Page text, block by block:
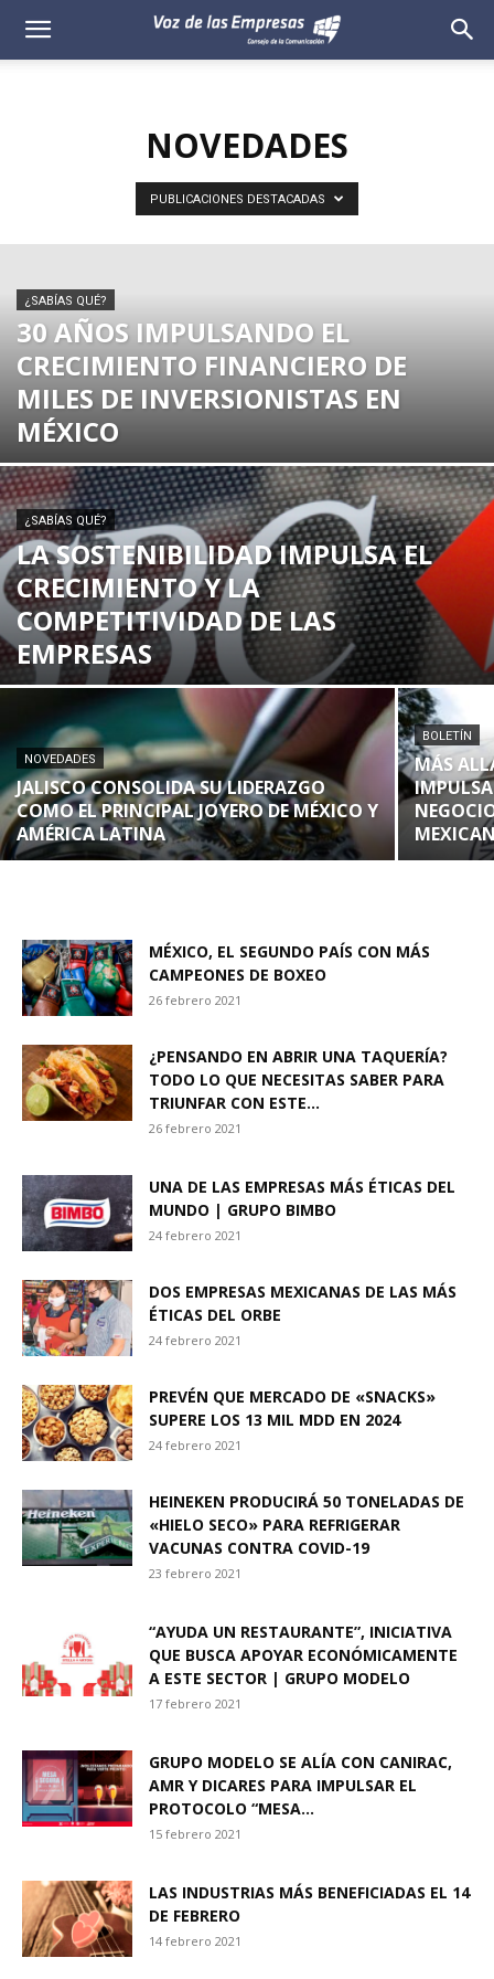
Voz
NOVEDADES
PUBLICACIONES DESTACADAS
¿SABÍAS QUÉ?
30 AÑOS IMPULSANDO EL
CRECIMIENTO FINANCIERO DE
MILES DE INVERSIONISTAS EN
MÉXICO
¿SABÍAS QUÉ?
LA SOSTENIBILIDAD IMPULSA EL
CRECIMIENTO Y LA
COMPETITIVIDAD DE LAS
EMPRESAS
NOVEDADES
JALISCO CONSOLIDA SU LIDERAZGO
COMO EL PRINCIPAL JOYERO DE MÉXICO Y
AMÉRICA LATINA
BOLETÍN
MÁS
MÉXICO, EL SEGUNDO PAÍS CON MÁS
CAMPEONES DE BOXEO
26 febrero 2021
¿PENSANDO EN ABRIR UNA TAQUERÍA?
TODO LO QUE NECESITAS SABER PARA
TRIUNFAR CON ESTE...
26 febrero 2021
UNA DE LAS EMPRESAS MÁS ÉTICAS DEL
MUNDO | GRUPO BIMBO
24 febrero 2021
DOS EMPRESAS MEXICANAS DE LAS MÁS
ÉTICAS DEL ORBE
24 febrero 2021
PREVÉN QUE MERCADO DE «SNACKS»
SUPERE LOS 13 MIL MDD EN 2024
24 febrero 2021
HEINEKEN PRODUCIRÁ 50 TONELADAS DE
«HIELO SECO» PARA REFRIGERAR
VACUNAS CONTRA COVID-19
23 febrero 2021
“AYUDA UN RESTAURANTE”, INICIATIVA
QUE BUSCA APOYAR ECONÓMICAMENTE
A ESTE SECTOR | GRUPO MODELO
17 febrero 2021
GRUPO MODELO SE ALÍA CON CANIRAC,
AMR Y DICARES PARA IMPULSAR EL
PROTOCOLO “MESA...
15 febrero 2021
LAS INDUSTRIAS MÁS BENEFICIADAS EL 14
DE FEBRERO
14 febrero 2021